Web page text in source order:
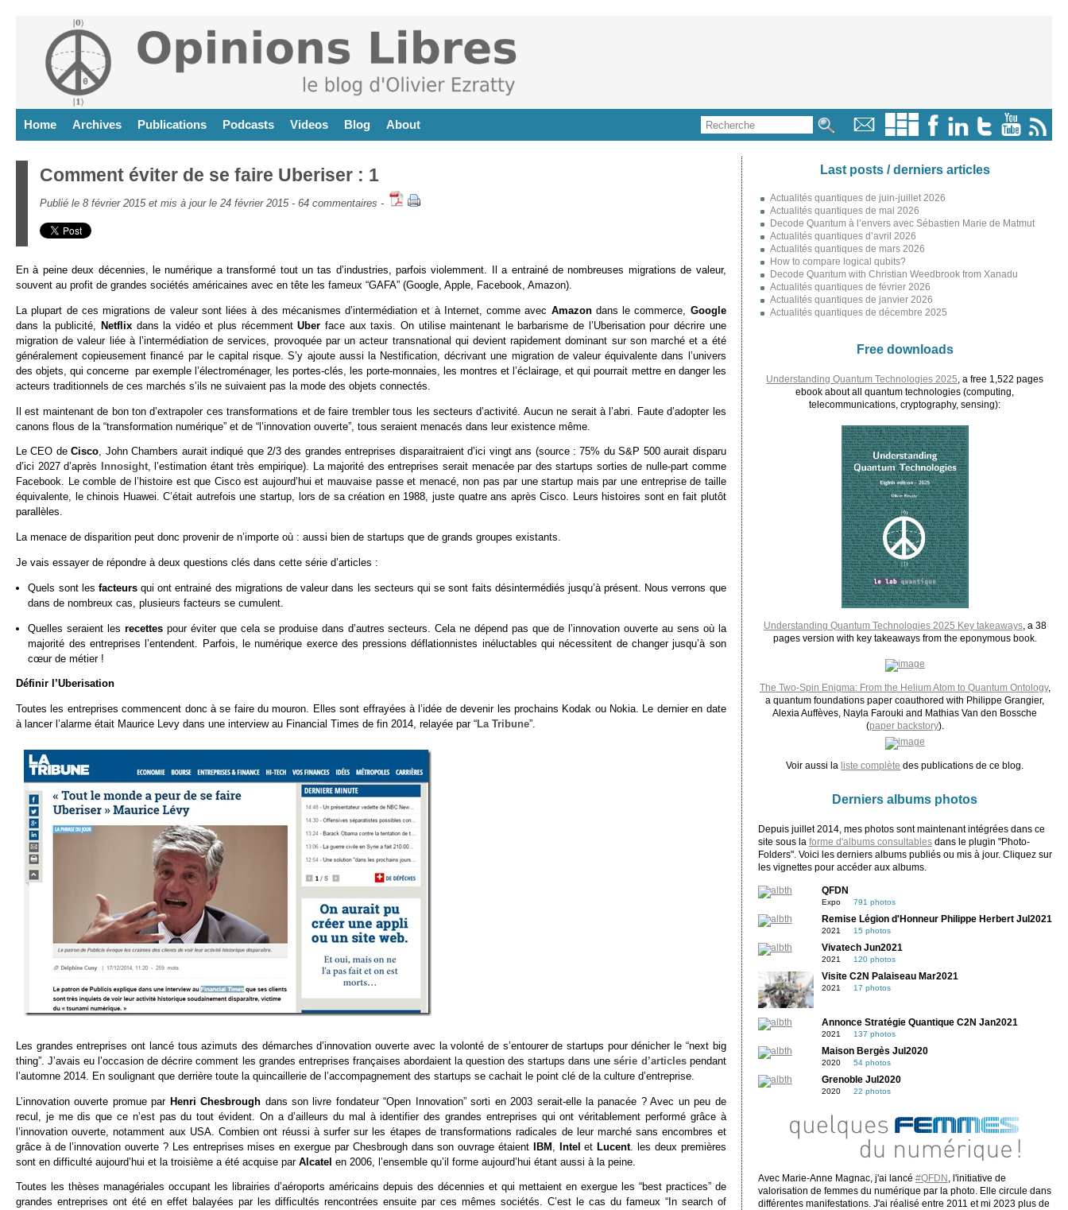
Home Archives Publications Podcasts Videos Blog About
Comment éviter de se faire Uberiser : 1
Publié le 8 février 2015 et mis à jour le 24 février 2015 - 64 commentaires -
En à peine deux décennies, le numérique a transformé tout un tas d’industries, parfois violemment. Il a entrainé de nombreuses migrations de valeur,
souvent au profit de grandes sociétés américaines avec en tête les fameux “GAFA” (Google, Apple, Facebook, Amazon).
La plupart de ces migrations de valeur sont liées à des mécanismes d’intermédiation et à Internet, comme avec Amazon dans le commerce, Google
dans la publicité,
Netflix dans la vidéo et plus récemmentUber face aux taxis. On utilise maintenant le barbarisme de l’Uberisation pour décrire une
migration de valeur liée à l’intermédiation de services, provoquée par un acteur transnational qui devient rapidement dominant sur son marché et a été
généralement copieusement financé par le capital risque. S’y ajoute aussi la Nestification, décrivant une migration de valeur équivalente dans l’univers
des objets, qui concerne par exemple l’électroménager, les portes-clés, les porte-monnaies, les montres et l’éclairage, et qui pourrait mettre en danger les
acteurs traditionnels de ces marchés s’ils ne suivaient pas la mode des objets connectés.
Il est maintenant de bon ton d’extrapoler ces transformations et de faire trembler tous les secteurs d’activité. Aucun ne serait à l’abri. Faute d’adopter les
canons flous de la “transformation numérique” et de “l’innovation ouverte”, tous seraient menacés dans leur existence même.
Le CEO deCisco, John Chambers aurait indiqué que 2/3 des grandes entreprises disparaitraient d’ici vingt ans (source : 75% du S&P 500 aurait disparu
d’ici 2027 d’après
Innosight, l’estimation étant très empirique). La majorité des entreprises serait menacée par des startups sorties de nulle-part comme
Facebook. Le comble de l’histoire est que Cisco est aujourd’hui et mauvaise passe et menacé, non pas par une startup mais par une entreprise de taille
équivalente, le chinois Huawei. C’était autrefois une startup, lors de sa création en 1988, juste quatre ans après Cisco. Leurs histoires sont en fait plutôt
parallèles.
La menace de disparition peut donc provenir de n’importe où : aussi bien de startups que de grands groupes existants.
Je vais essayer de répondre à deux questions clés dans cette série d’articles :
Quels sont les facteursqui ont entrainé des migrations de valeur dans les secteurs qui se sont faits désintermédiés jusqu’à présent. Nous verrons que
dans de nombreux cas, plusieurs facteurs se cumulent.
Quelles seraient lesrecettes pour éviter que cela se produise dans d’autres secteurs. Cela ne dépend pas que de l’innovation ouverte au sens où la
majorité des entreprises l’entendent. Parfois, le numérique exerce des pressions déflationnistes inéluctables qui nécessitent de changer jusqu’à son
cœur de métier !
Définir l’Uberisation
Toutes les entreprises commencent donc à se faire du mouron. Elles sont effrayées à l’idée de devenir les prochains Kodak ou Nokia. Le dernier en date
à lancer l’alarme était Maurice Levy dans une interview au Financial Times de fin 2014, relayée par “La Tribune”.
Les grandes entreprises ont lancé tous azimuts des démarches d’innovation ouverte avec la volonté de s’entourer de startups pour dénicher le “next big
thing”. J’avais eu l’occasion de décrire comment les grandes entreprises françaises abordaient la question des startups dans unesérie d’articlespendant
l’automne 2014. En soulignant que derrière toute la quincaillerie de l’accompagnement des startups se cachait le point clé de la culture d’entreprise.
L’innovation ouverte promue par Henri Chesbrough dans son livre fondateur “Open Innovation” sorti en 2003 serait-elle la panacée ? Avec un peu de
recul, je me dis que ce n’est pas du tout évident. On a d’ailleurs du mal à identifier des grandes entreprises qui ont véritablement performé grâce à
l’innovation ouverte, notamment aux USA. Combien ont réussi à surfer sur les étapes de transformations radicales de leur marché sans encombres et
grâce à de l’innovation ouverte ? Les entreprises mises en exergue par Chesbrough dans son ouvrage étaient IBM Intel etLucent. les deux premières
sont en difficulté aujourd’hui et la troisième a été acquise par Alcatel en 2006, l’ensemble qu’il forme aujourd’hui étant aussi à la peine.
Toutes les thèses managériales occupant les librairies d’aéroports américains depuis des décennies et qui mettaient en exergue les “best practices” de
grandes entreprises ont été en effet balayées par les difficultés rencontrées ensuite par ces mêmes sociétés. C’est le cas du fameux “In search of
Last posts / derniers articles
Actualités quantiques de juin-juillet 2026
Actualités quantiques de mai 2026
Decode Quantum à l’envers avec Sébastien Marie de Matmut
Actualités quantiques d’avril 2026
Actualités quantiques de mars 2026
How to compare logical qubits?
Decode Quantum with Christian Weedbrook from Xanadu
Actualités quantiques de février 2026
Actualités quantiques de janvier 2026
Actualités quantiques de décembre 2025
Free downloads
Understanding Quantum Technologies 2025 , a free 1,522 pages
ebook about all quantum technologies (computing,
telecommunications, cryptography, sensing):
Understanding Quantum Technologies 2025 Key takeaways, a 38
pages version with key takeaways from the eponymous book.
The Two-Spin Enigma: From the Helium Atom to Quantum Ontology,
a quantum foundations paper coauthored with Philippe Grangier,
Alexia Auffèves, Nayla Farouki and Mathias Van den Bossche
(paper backstory).
Voir aussi la liste complète des publications de ce blog.
Derniers albums photos
Depuis juillet 2014, mes photos sont maintenant intégrées dans ce
site sous la forme d'albums consultablesdans le plugin "Photo-
Folders". Voici les derniers albums publiés ou mis à jour. Cliquez sur
les vignettes pour accéder aux albums.
QFDN
Expo 791 photos
Remise Légion d'Honneur Philippe Herbert Jul2021
2021 15 photos
Vivatech Jun2021
2021 120 photos
Visite C2N Palaiseau Mar2021
2021 17 photos
Annonce Stratégie Quantique C2N Jan2021
2021 137 photos
Maison Bergès Jul2020
2020 54 photos
Grenoble Jul2020
2020 22 photos
Avec Marie-Anne Magnac, j'ai lancé #QFDN
, l'initiative de
valorisation de femmes du numérique par la photo. Elle circule dans
différentes manifestations. J'ai réalisé entre 2011 et mi 2023 plus de